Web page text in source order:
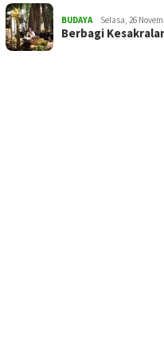
BUDAYA Selasa, 26
Berbagi